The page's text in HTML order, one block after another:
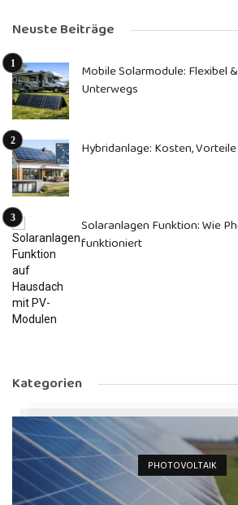
Neuste Beiträge
Mobile Solarmodule: Flexibel
Unterwegs
Hybridanlage: Kosten,
Solaranlagen Funktion: Wie
funktioniert
Kategorien
PHOTOVOLTAIK